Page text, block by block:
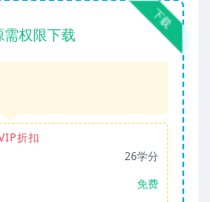
下载
需权限下载
折扣
26学分
免费